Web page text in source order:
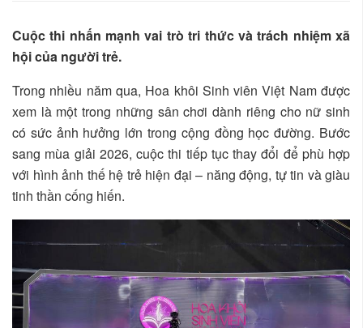
Cuộc thi nhấn mạnh vai trò tri thức và trách nhiệm xã
hội của người trẻ.
Trong nhiều năm qua, Hoa khôi Sinh viên Việt Nam được
xem là một trong những sân chơi dành riêng cho nữ sinh
có sức ảnh hưởng lớn trong cộng đồng học đường. Bước
sang mùa giải 2026, cuộc thi tiếp tục thay đổi để phù hợp
với hình ảnh thế hệ trẻ hiện đại – năng động, tự tin và giàu
tinh thần cống hiến.